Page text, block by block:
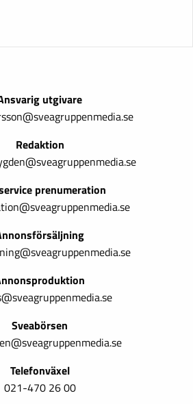
utgivare
Redaktion
prenumeration
Sveabörsen
Telefonväxel
021-470 26 00